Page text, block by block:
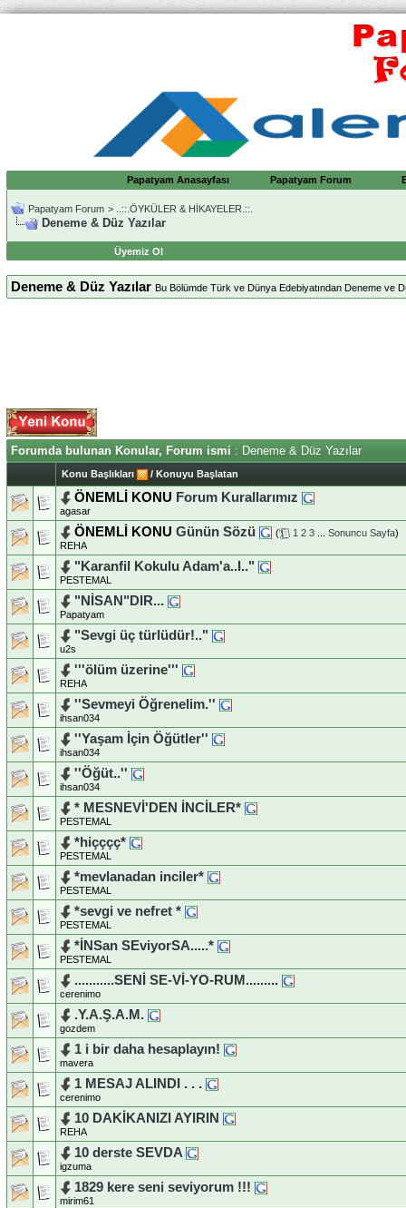
Papatyam Anasayfası Papatyam Forum
Papatyam Forum > ..::.ÖYKÜLER & HİKAYELER.::.
Deneme & Düz Yazılar
Üyemiz Ol
Deneme & Düz Yazılar Bu Bölümde Türk ve Dünya Edebiyatından Deneme ve
Forumda bulunan Konular, Forum ismi : Deneme & Düz Yazılar
Konu Başlıkları / Konuyu Başlatan
ÖNEMLİ KONU Forum Kurallarımız
agasar
ÖNEMLİ KONU Günün Sözü ( 1 2 3 Sonuncu Sayfa)
REHA
"Karanfil Kokulu Adam'a..I.."
PESTEMAL
"NİSAN"DIR...
Papatyam
"Sevgi üç türlüdür!.."
u2s
'''ölüm üzerine'''
REHA
''Sevmeyi Öğrenelim.''
ihsan034
''Yaşam İçin Öğütler''
ihsan034
''Öğüt..''
ihsan034
* MESNEVİ'DEN İNCİLER*
PESTEMAL
*hiçççç*
PESTEMAL
*mevlanadan inciler*
PESTEMAL
*sevgi ve nefret *
PESTEMAL
*İNSan SEviyorSA.....*
PESTEMAL
...........SENİ SE-Vİ-YO-RUM.........
cerenimo
.Y.A.Ş.A.M.
gozdem
1 i bir daha hesaplayın!
mavera
1 MESAJ ALINDI . . .
cerenimo
10 DAKİKANIZI AYIRIN
REHA
10 derste SEVDA
igzuma
1829 kere seni seviyorum !!!
mirim61